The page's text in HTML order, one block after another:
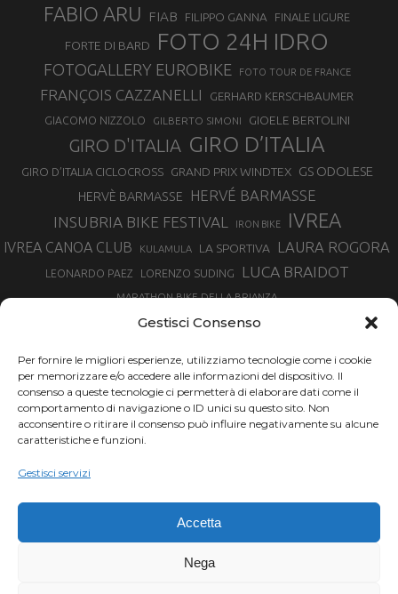
Gestisci Consenso
Per fornire le migliori esperienze, utilizziamo tecnologie come i cookie
per memorizzare e/o accedere alle informazioni del dispositivo. Il
consenso a queste tecnologie ci permetterà di elaborare dati come il
comportamento di navigazione o ID unici su questo sito. Non
acconsentire o ritirare il consenso può influire negativamente su alcune
caratteristiche e funzioni.
Gestisci servizi
Accetta
Nega
FABIO ARU FIAB FILIPPO GANNA FINALE LIGURE
FORTE DI BARD FOTO 24H IDRO
FOTOGALLERY EUROBIKE FOTO TOUR DE FRANCE
FRANÇOIS CAZZANELLI GERHARD KERSCHBAUMER
GIACOMO NIZZOLO GILBERTO SIMONI GIOELE BERTOLINI
GIRO D'ITALIA GIRO D’ITALIA
GIRO D’ITALIA CICLOCROSS GRAND PRIX WINDTEX GS ODOLESE
HERVÈ BARMASSE
HERVÉ BARMASSE
INSUBRIA BIKE FESTIVAL
IRON BIKE IVREA
IVREA CANOA CLUB KULAMULA LA SPORTIVA LAURA ROGORA
LEONARDO PAEZ LORENZO SUDING LUCA BRAIDOT
MARATHON BIKE DELLA BRIANZA
MARCO AURELIO FONTANA
MARTINO FRUET MATHIEU VAN DER POEL MATTEO TRENTIN MIKE FELDERER
MIRKO CELESTINO NIBALI
NINO SCHURTER
PARCO NAZIONALE GRAN PARADISO
PROMENADO BIKE
SIMONE MORO
TOUR DE FRANCE
VINCENZO NIBALI